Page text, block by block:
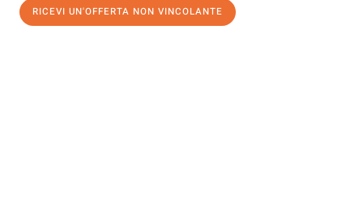
RICEVI UN'OFFERTA NON VINCOLANTE